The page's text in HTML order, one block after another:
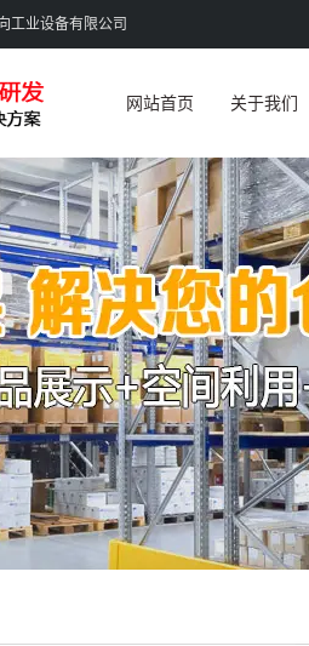
工业设备有限公司
网站首页 关于我们